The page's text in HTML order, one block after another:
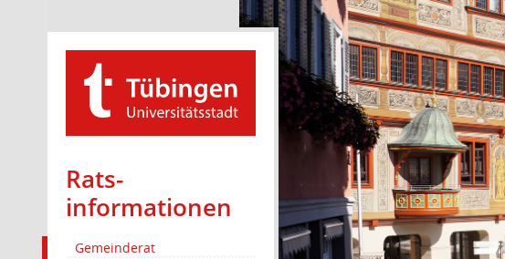
Rats­
informationen
Gemeinderat